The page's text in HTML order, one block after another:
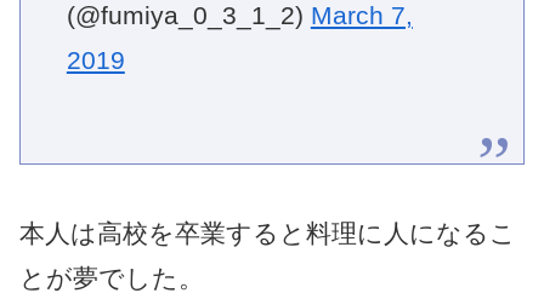
(@fumiya_0_3_1_2) March 7,
2019
本人は高校を卒業すると料理に人になるこ
とが夢でした。